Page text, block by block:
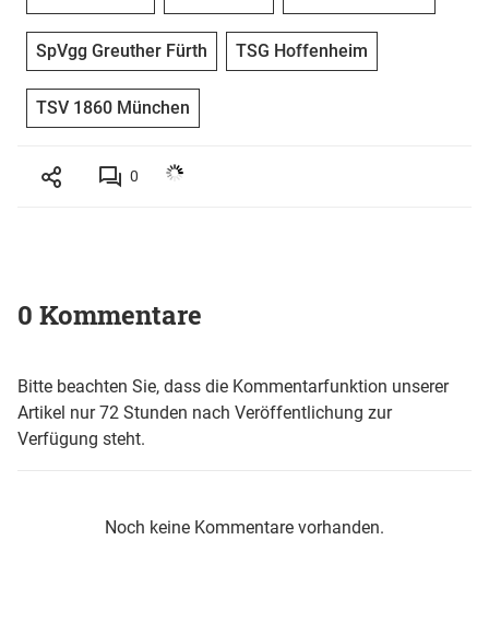
SpVgg Greuther Fürth TSG Hoffenheim
TSV 1860 München
0
0 Kommentare
Bitte beachten Sie, dass die Kommentarfunktion unserer
Artikel nur 72 Stunden nach Veröffentlichung zur
Verfügung steht.
Noch keine Kommentare vorhanden.